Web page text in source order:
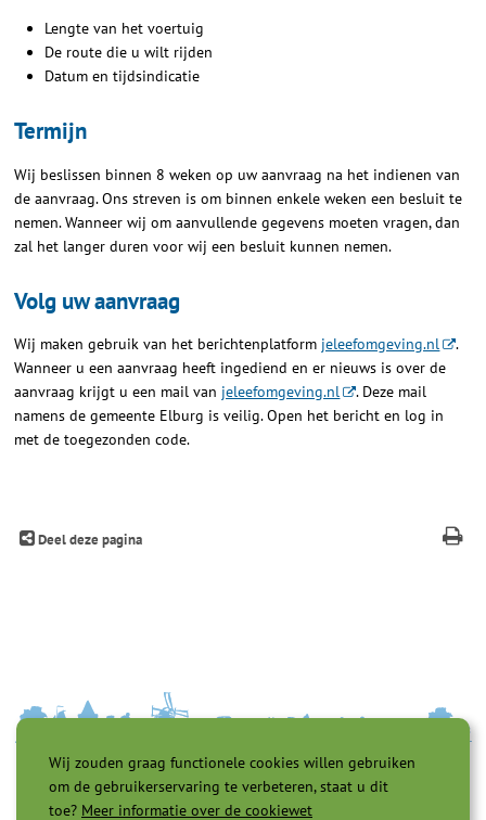
Wij zouden graag functionele cookies willen gebruiken
om de gebruikerservaring te verbeteren, staat u dit
toe? Meer informatie over de cookiewet
Lengte van het voertuig
De route die u wilt rijden
Datum en tijdsindicatie
Termijn
Wij beslissen binnen 8 weken op uw aanvraag na het indienen van
de aanvraag. Ons streven is om binnen enkele weken een besluit te
nemen. Wanneer wij om aanvullende gegevens moeten vragen, dan
zal het langer duren voor wij een besluit kunnen nemen.
Volg uw aanvraag
Wij maken gebruik van het berichtenplatform jeleefomgeving.nl
.
Wanneer u een aanvraag heeft ingediend en er nieuws is over de
aanvraag krijgt u een mail van jeleefomgeving.nl
. Deze mail
namens de gemeente Elburg is veilig. Open het bericht en log in
met de toegezonden code.
Deel deze pagina